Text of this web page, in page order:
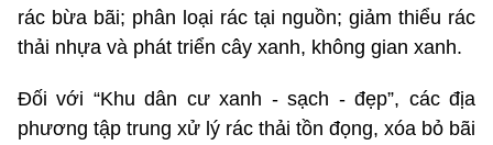
rác bừa bãi; phân loại rác tại nguồn; giảm thiểu rác
thải nhựa và phát triển cây xanh, không gian xanh.
Đối với “Khu dân cư xanh - sạch - đẹp”, các địa
phương tập trung xử lý rác thải tồn đọng, xóa bỏ bãi